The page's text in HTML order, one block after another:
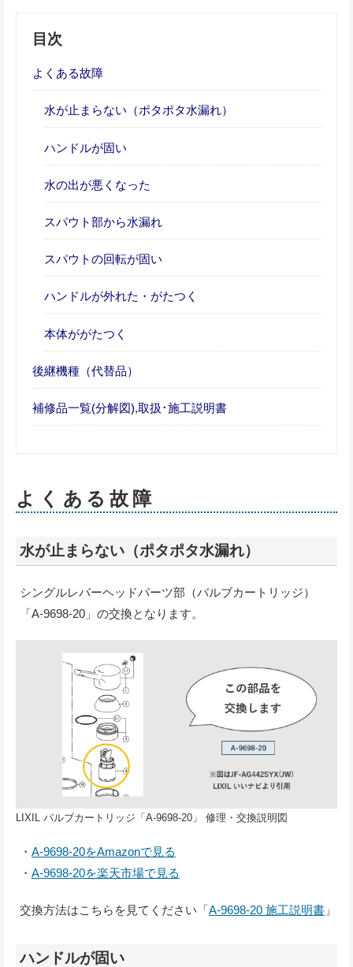
目次
よくある故障
水が止まらない（ポタポタ水漏れ）
ハンドルが固い
水の出が悪くなった
スパウト部から水漏れ
スパウトの回転が固い
ハンドルが外れた・がたつく
本体ががたつく
後継機種（代替品）
補修品一覧(分解図),取扱･施工説明書
よくある故障
水が止まらない（ポタポタ水漏れ）
シングルレバーヘッドパーツ部（バルブカートリッジ）
「A-9698-20」の交換となります。
LIXIL バルブカートリッジ「A-9698-20」 修理・交換説明図
・ A-9698-20をAmazonで見る
・ A-9698-20を楽天市場で見る
交換方法はこちらを見てください「A-9698-20 施工説明書 」
ハンドルが固い